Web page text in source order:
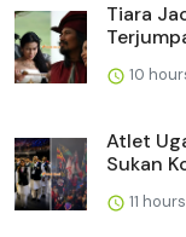
Tiara
10
Atlet
Sukan
11